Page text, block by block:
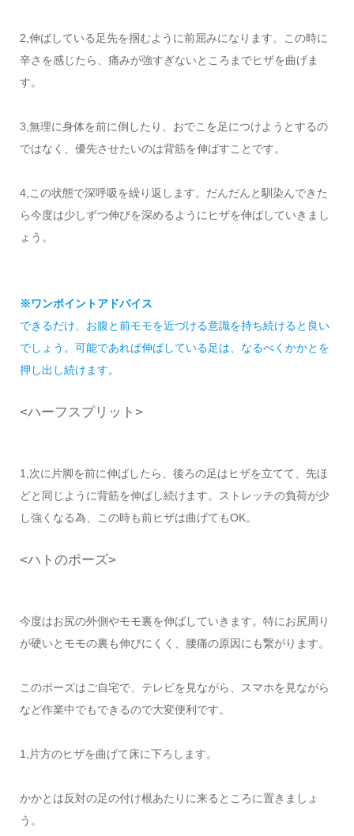
2,伸ばしている足先を掴むように前屈みになります。この時に
辛さを感じたら、痛みが強すぎないところまでヒザを曲げま
す。
3,無理に身体を前に倒したり、おでこを足につけようとするの
ではなく、優先させたいのは背筋を伸ばすことです。
4,この状態で深呼吸を繰り返します。だんだんと馴染んできた
ら今度は少しずつ伸びを深めるようにヒザを伸ばしていきまし
ょう。
※ワンポイントアドバイス
できるだけ、お腹と前モモを近づける意識を持ち続けると良い
でしょう。可能であれば伸ばしている足は、なるべくかかとを
押し出し続けます。
<ハーフスプリット>
1,次に片脚を前に伸ばしたら、後ろの足はヒザを立てて、先ほ
どと同じように背筋を伸ばし続けます。ストレッチの負荷が少
し強くなる為、この時も前ヒザは曲げてもOK。
<ハトのポーズ>
今度はお尻の外側やモモ裏を伸ばしていきます。特にお尻周り
が硬いとモモの裏も伸びにくく、腰痛の原因にも繋がります。
このポーズはご自宅で、テレビを見ながら、スマホを見ながら
など作業中でもできるので大変便利です。
1,片方のヒザを曲げて床に下ろします。
かかとは反対の足の付け根あたりに来るところに置きましょ
う。